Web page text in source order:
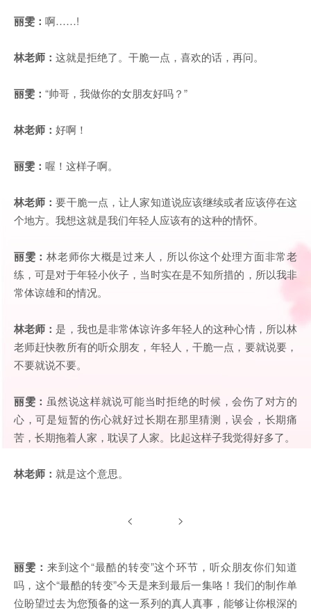
丽雯： 啊……!
林老师： 这就是拒绝了。干脆一点，喜欢的话，再问。
丽雯： “帅哥，我做你的女朋友好吗？”
林老师： 好啊！
丽雯： 喔！这样子啊。
林老师：要干脆一点，让人家知道说应该继续或者应该停在这
个地方。我想这就是我们年轻人应该有的这种的情怀。
丽雯：林老师你大概是过来人，所以你这个处理方面非常老
练，可是对于年轻小伙子，当时实在是不知所措的，所以我非
常体谅雄和的情况。
林老师： 是，我也是非常体谅许多年轻人的这种心情，所以林
老师赶快教所有的听众朋友，年轻人，干脆一点，要就说要，
不要就说不要。
丽雯：虽然说这样就说可能当时拒绝的时候，会伤了对方的
心，可是短暂的伤心就好过长期在那里猜测，误会，长期痛
苦，长期拖着人家，耽误了人家。比起这样子我觉得好多了。
林老师： 就是这个意思。
< >
丽雯： 来到这个“最酷的转变”这个环节，听众朋友你们知道
吗，这个“最酷的转变”今天是来到最后一集咯！我们的制作单
位盼望过去为您预备的这一系列的真人真事，能够让你根深的